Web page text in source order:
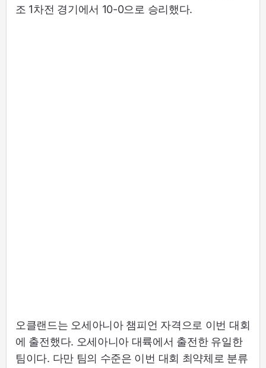
조 1차전 경기에서 10-0으로 승리했다.
오클랜드는 오세아니아 챔피언 자격으로 이번 대회
에 출전했다. 오세아니아 대륙에서 출전한 유일한
팀이다. 다만 팀의 수준은 이번 대회 최약체로 분류